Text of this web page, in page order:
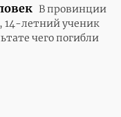
В провинции
14-летний ученик
чего погибли